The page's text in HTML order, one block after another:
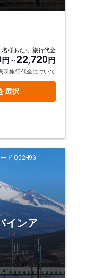
名様あたり 旅行代金
円 22,720 円
示旅行代金について
選択
ド Q02H9G
インア